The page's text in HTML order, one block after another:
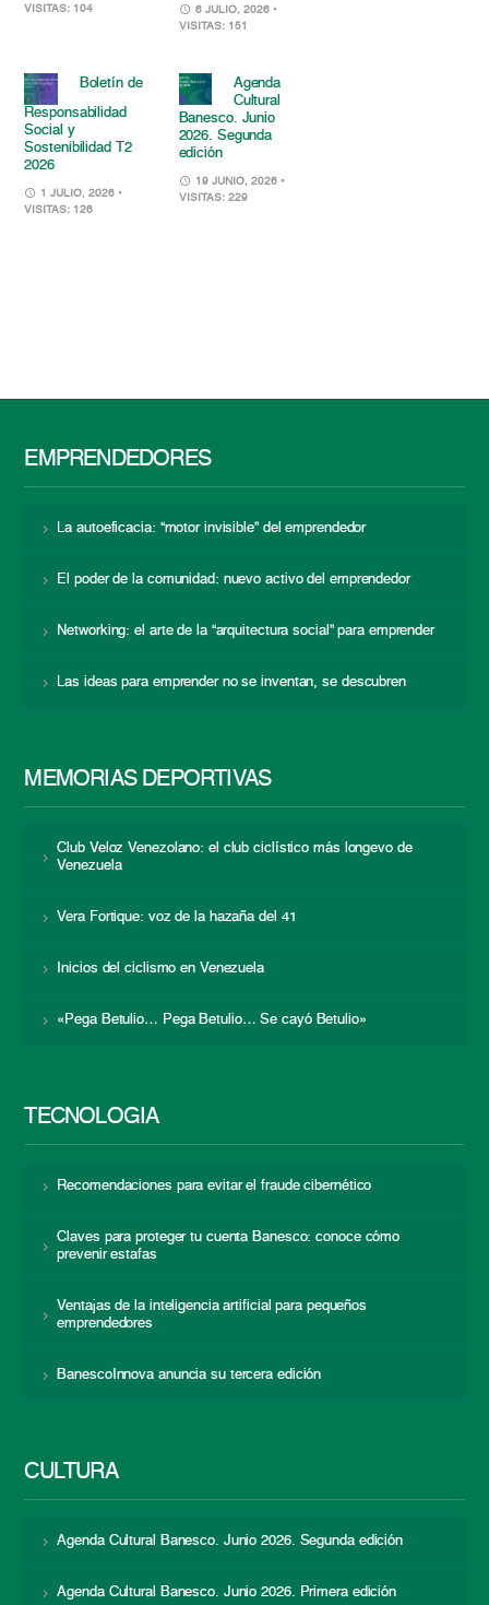
VISITAS: 104
6 JULIO, 2026 •
VISITAS: 151
Boletín de
Responsabilidad
Social y
Sostenibilidad T2
2026
1 JULIO, 2026 •
VISITAS: 126
Agenda
Cultural
Banesco. Junio
2026. Segunda
edición
19 JUNIO, 2026 •
VISITAS: 229
EMPRENDEDORES
La autoeficacia: “motor invisible” del emprendedor
El poder de la comunidad: nuevo activo del emprendedor
Networking: el arte de la “arquitectura social” para emprender
Las ideas para emprender no se inventan, se descubren
MEMORIAS DEPORTIVAS
Club Veloz Venezolano: el club ciclístico más longevo de
Venezuela
Vera Fortique: voz de la hazaña del 41
Inicios del ciclismo en Venezuela
«Pega Betulio… Pega Betulio… Se cayó Betulio»
TECNOLOGÍA
Recomendaciones para evitar el fraude cibernético
Claves para proteger tu cuenta Banesco: conoce cómo
prevenir estafas
Ventajas de la inteligencia artificial para pequeños
emprendedores
BanescoInnova anuncia su tercera edición
CULTURA
Agenda Cultural Banesco. Junio 2026. Segunda edición
Agenda Cultural Banesco. Junio 2026. Primera edición